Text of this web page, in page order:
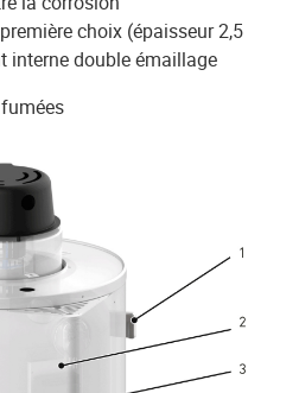
choix (épaisseur 2,5
interne double émaillage